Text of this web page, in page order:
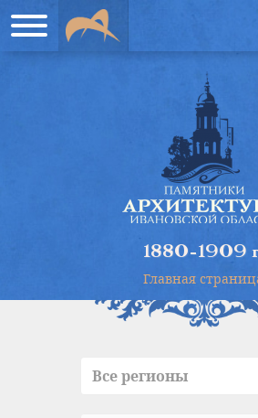
1880-1909
Главная
Все регионы